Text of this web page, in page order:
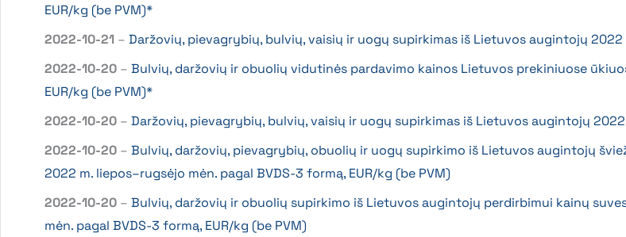
EUR/kg (be PVM)*
2022-10-21 – Daržovių, pievagrybių, bulvių, vaisių ir uogų supirkimas iš Lietuvos augintojų 2022
2022-10-20 – Bulvių, daržovių ir obuolių vidutinės pardavimo kainos Lietuvos prekiniuose
EUR/kg (be PVM)*
2022-10-20 – Daržovių, pievagrybių, bulvių, vaisių ir uogų supirkimas iš Lietuvos augintojų
2022-10-20 – Bulvių, daržovių, pievagrybių, obuolių ir uogų supirkimo iš Lietuvos augintojų
2022 m. liepos–rugsėjo mėn. pagal BVDS-3 formą, EUR/kg (be PVM)
2022-10-20 – Bulvių, daržovių ir obuolių supirkimo iš Lietuvos augintojų perdirbimui kainų
mėn. pagal BVDS-3 formą, EUR/kg (be PVM)